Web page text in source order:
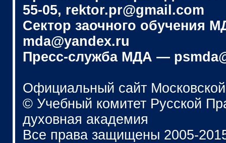
55-05, rektor.pr@gmail.com
Сектор заочного обучения
mda@yandex.ru
Пресс-служба МДА —
Официальный сайт
© Учебный комитет Русской
духовная академия
Все права защищены 2005-